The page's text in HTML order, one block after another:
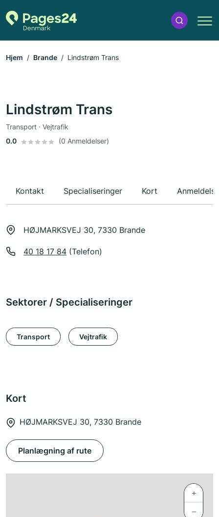
Hjem Brande Lindstrøm Trans
Lindstrøm Trans
Transport · Vejtrafik
0.0
(0 Anmeldelser)
Kontakt Specialiseringer Kort
HØJMARKSVEJ 30, 7330 Brande
40 18 17 84 (Telefon)
Sektorer / Specialiseringer
Transport Vejtrafik
Kort
HØJMARKSVEJ 30, 7330 Brande
Planlægning af rute
+
−